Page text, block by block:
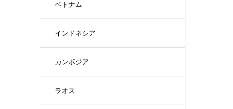
ベトナム
インドネシア
カンボジア
ラオス